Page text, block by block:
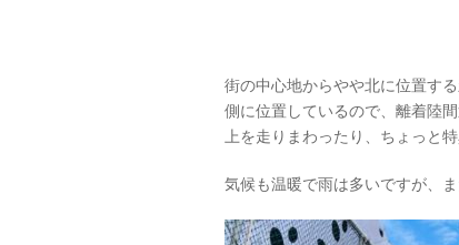
街の中心地からやや北に位置す
側に位置しているので、離着陸
上を走りまわったり、ちょっと
気候も温暖で雨は多いですが、